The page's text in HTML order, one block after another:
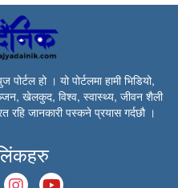
हो । यो पोर्टलमा हामी भिडियो,
खेलकुद, विश्व, स्वास्थ्य, जीवन शैली
रहि जानकारी पस्कने प्रयास गर्दछौ ।